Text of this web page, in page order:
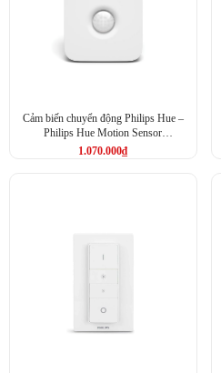
Cảm biến chuyển động Philips Hue –
Philips Hue Motion Sensor
MY/PH/VN
1.070.000₫